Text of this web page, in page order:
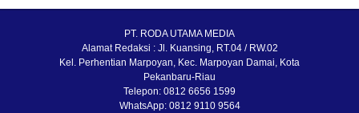
PT. RODA UTAMA MEDIA
Alamat Redaksi : Jl. Kuansing, RT.04 / RW.02
Kel. Perhentian Marpoyan, Kec. Marpoyan Damai, Kota
Pekanbaru-Riau
Telepon: 0812 6656 1599
WhatsApp: 0812 9110 9564